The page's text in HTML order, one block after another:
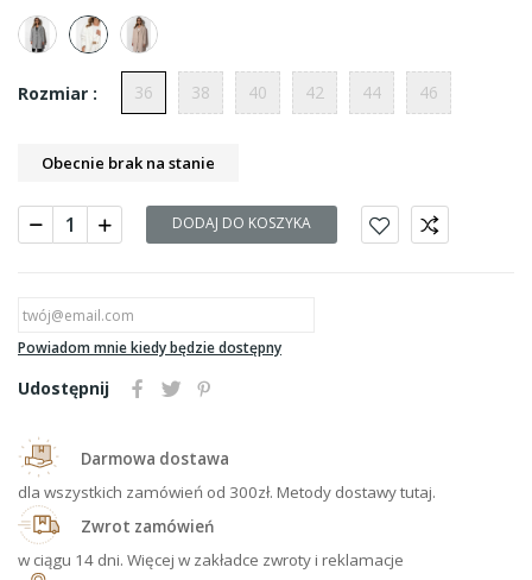
Rozmiar : 36 38 40 42 44 46
Obecnie brak na stanie
DODAJ DO KOSZYKA
Powiadom mnie kiedy będzie dostępny
Udostępnij
Darmowa dostawa
dla wszystkich zamówień od 300zł. Metody dostawy tutaj.
Zwrot zamówień
w ciągu 14 dni. Więcej w zakładce zwroty i reklamacje